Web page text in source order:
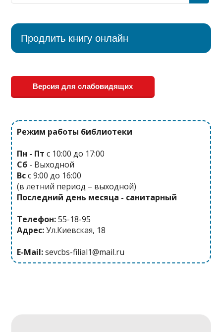
Продлить книгу онлайн
Версия для слабовидящих
Режим работы библиотеки
Пн - Пт с 10:00 до 17:00
Сб - Выходной
Всс 9:00 до 16:00
(в летний период – выходной)
Последний день месяца - санитарный
Телефон:55-18-95
Адрес:Ул.Киевская, 18
E-Mail:sevcbs-filial1@mail.ru